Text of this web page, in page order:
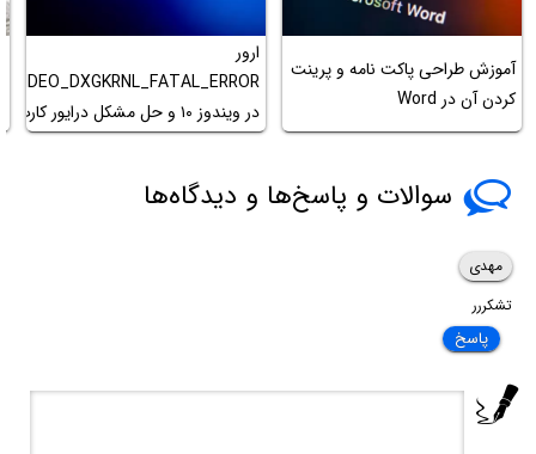
آموزش طراحی پاکت نامه و پرینت
کردن آن در Word
ارور
VIDEO_DXGKRNL_FATAL_ERROR
در ویندوز ۱۰ و حل مشکل درایور کارت
گرافیک و دایرکت ایکس
سوالات و پاسخ‌ها و دیدگاه‌ها
مهدی
تشکررر
پاسخ